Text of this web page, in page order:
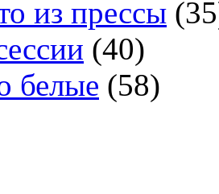
из прессы
(40)
белые (58)